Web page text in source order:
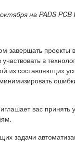
на PADS
завершать проекты
в
из составляющих
вас
задачи